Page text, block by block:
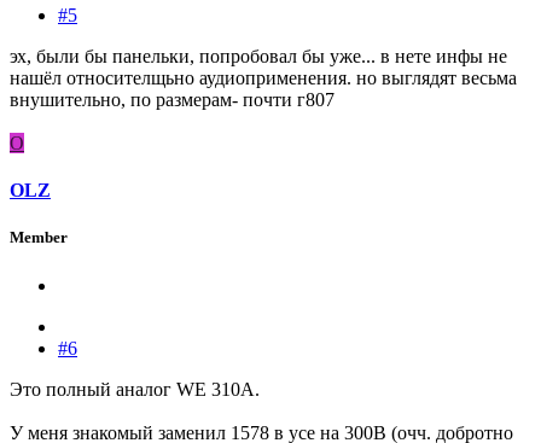
#5
эх, были бы панельки, попробовал бы уже... в нете инфы не
нашёл относителщьно аудиоприменения. но выглядят весьма
внушительно, по размерам- почти г807
O
OLZ
Member
#6
Это полный аналог WE 310A.
У меня знакомый заменил 1578 в усе на 300В (очч. добротно